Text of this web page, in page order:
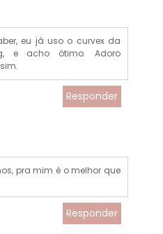
eu já uso o curvex da
e acho ótimo. Adoro
Responder
pra mim é o melhor que
Responder